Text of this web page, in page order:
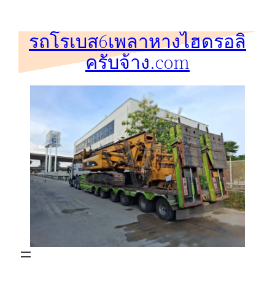
รถโรเบส6เพลาหางไฮดรอลิ
ครับจ้าง.com